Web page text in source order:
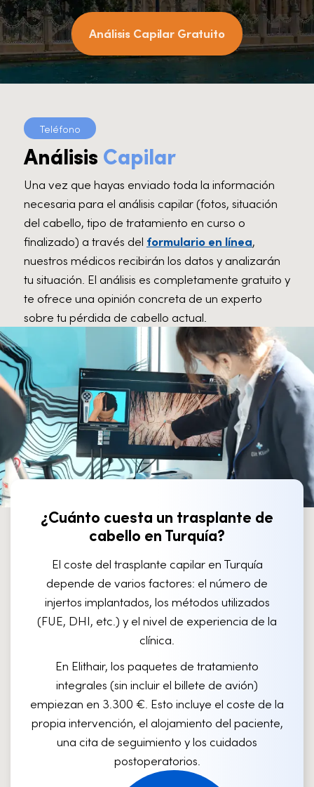
Análisis Capilar Gratuito
Teléfono
Análisis Capilar
Una vez que hayas enviado toda la información
necesaria para el análisis capilar (fotos, situación
del cabello, tipo de tratamiento en curso o
finalizado) a través del formulario en línea,
nuestros médicos recibirán los datos y analizarán
tu situación. El análisis es completamente gratuito y
te ofrece una opinión concreta de un experto
sobre tu pérdida de cabello actual.
¿Cuánto cuesta un trasplante de
cabello en Turquía?
El coste del trasplante capilar en Turquía
depende de varios factores: el número de
injertos implantados, los métodos utilizados
(FUE, DHI, etc.) y el nivel de experiencia de la
clínica.
En Elithair, los paquetes de tratamiento
integrales (sin incluir el billete de avión)
empiezan en 3.300 €. Esto incluye el coste de la
propia intervención, el alojamiento del paciente,
una cita de seguimiento y los cuidados
postoperatorios.